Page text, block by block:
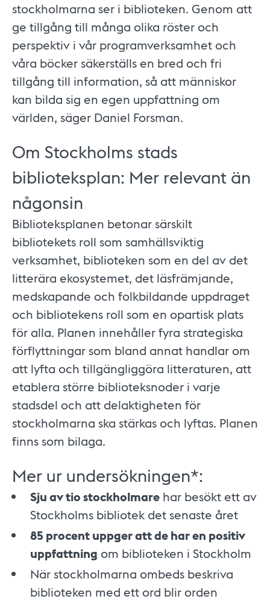
stockholmarna ser i biblioteken. Genom att
ge tillgång till många olika röster och
perspektiv i vår programverksamhet och
våra böcker säkerställs en bred och fri
tillgång till information, så att människor
kan bilda sig en egen uppfattning om
världen, säger Daniel Forsman.
Om Stockholms stads
biblioteksplan: Mer relevant än
någonsin
Biblioteksplanen betonar särskilt
bibliotekets roll som samhällsviktig
verksamhet, biblioteken som en del av det
litterära ekosystemet, det läsfrämjande,
medskapande och folkbildande uppdraget
och bibliotekens roll som en opartisk plats
för alla. Planen innehåller fyra strategiska
förflyttningar som bland annat handlar om
att lyfta och tillgängliggöra litteraturen, att
etablera större biblioteksnoder i varje
stadsdel och att delaktigheten för
stockholmarna ska stärkas och lyftas. Planen
finns som bilaga.
Mer ur undersökningen*:
Sju av tio stockholmare har besökt ett av
Stockholms bibliotek det senaste året
85 procent uppger att de har en positiv
uppfattning om biblioteken i Stockholm
När stockholmarna ombeds beskriva
biblioteken med ett ord blir orden